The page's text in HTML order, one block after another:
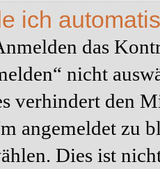
ich
das
nicht
verhindert den
angemeldet zu
Dies ist